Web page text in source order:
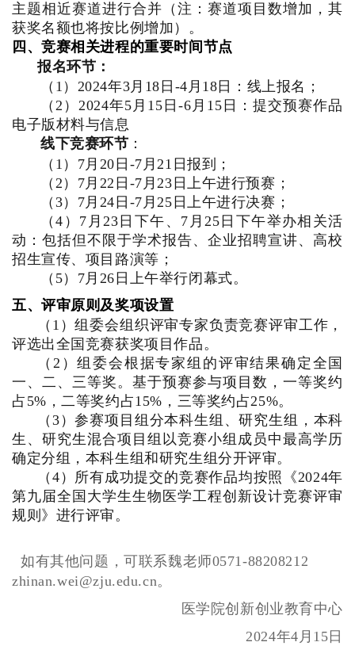
主题相近赛道进行合并（注：赛道项目数增加，其
获奖名额也将按比例增加）。
四、竞赛相关进程的重要时间节点
报名环节：
（1）2024年3月18日-4月18日：线上报名；
（2）2024年5月15日-6月15日：提交预赛作品
电子版材料与信息
线下竞赛环节 ：
（1）7月20日-7月21日报到；
（2）7月22日-7月23日上午进行预赛；
（3）7月24日-7月25日上午进行决赛；
（4）7月23日下午、7月25日下午举办相关活
动：包括但不限于学术报告、企业招聘宣讲、高校
招生宣传、项目路演等；
（5）7月26日上午举行闭幕式。
五、评审原则及奖项设置
（1）组委会组织评审专家负责竞赛评审工作，
评选出全国竞赛获奖项目作品。
（2）组委会根据专家组的评审结果确定全国
一、二、三等奖。基于预赛参与项目数，一等奖约
占5%，二等奖约占15%，三等奖约占25%。
（3）参赛项目组分本科生组、研究生组，本科
生、研究生混合项目组以竞赛小组成员中最高学历
确定分组，本科生组和研究生组分开评审。
（4）所有成功提交的竞赛作品均按照《2024年
第九届全国大学生生物医学工程创新设计竞赛评审
规则》进行评审。
如有其他问题，可联系魏老师0571-88208212
zhinan.wei@zju.edu.cn。
医学院创新创业教育中心
2024年4月15日